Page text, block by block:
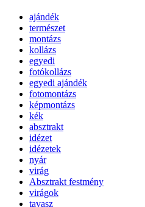
ajándék
természet
montázs
kollázs
egyedi
fotókollázs
egyedi ajándék
fotomontázs
képmontázs
kék
absztrakt
idézet
idézetek
nyár
virág
Absztrakt festmény
virágok
tavasz